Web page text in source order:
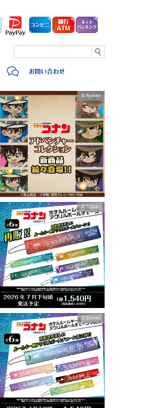
広告(Ads)
広告(Ads)
広告(Ads)